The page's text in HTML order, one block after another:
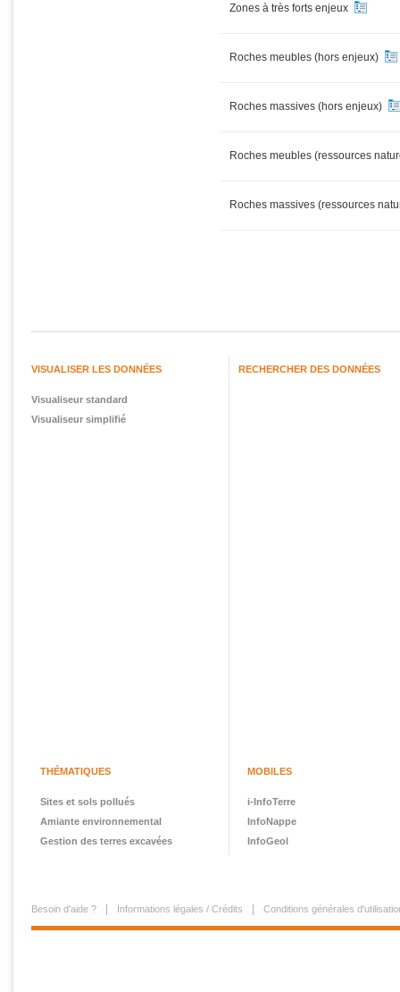
Zones à très forts enjeux
Roches meubles (hors enjeux)
Roches massives (hors enjeux)
Roches meubles (ressources
Roches massives (ressources
VISUALISER LES DONNÉES
Visualiseur standard
Visualiseur simplifié
RECHERCHER DES DONNÉES
THÉMATIQUES
Sites et sols pollués
Amiante environnemental
Gestion des terres excavées
MOBILES
i-InfoTerre
InfoNappe
InfoGeol
Besoin d'aide ? Informations légales / Crédits Conditions générales